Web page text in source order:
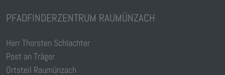
PFADFINDERZENTRUM RAUMÜNZACH
Herr Thorsten Schlachter
Post an Träger
Ortsteil Raumünzach